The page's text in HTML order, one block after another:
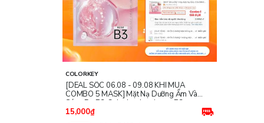
COLORKEY
[DEAL SỐC 06.08 - 09.08 KHI MUA
COMBO 5 MASK] Mặt Nạ Dưỡng Ẩm Và
Sáng Da B3 Colorkey Luminous B3
Brightening & Nourishing Facial Mask -
15,000₫